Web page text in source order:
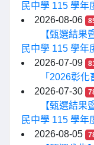
民中學 115 學年
2026-08-06
【甄選結果
民中學 115 學年
2026-07-09
「2026彰
2026-07-30
【甄選結果
民中學 115 學年
2026-08-05